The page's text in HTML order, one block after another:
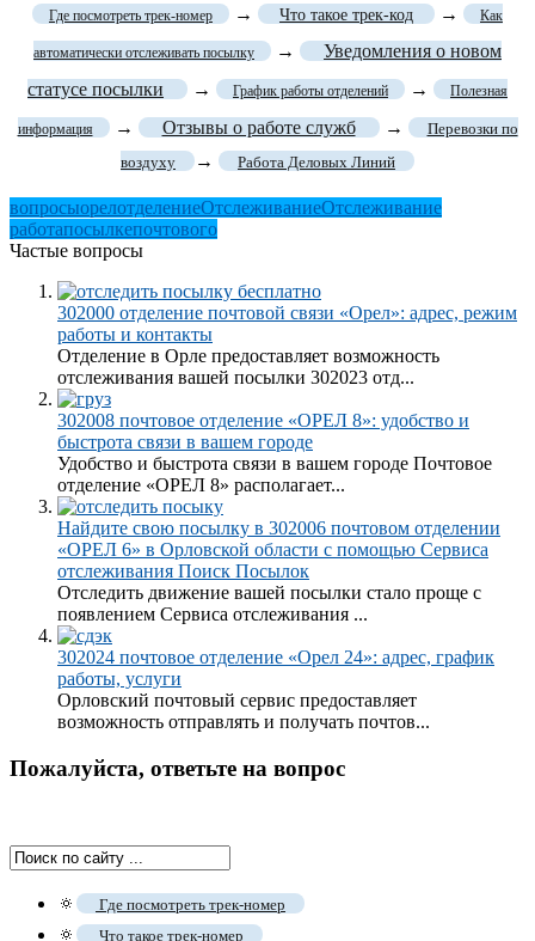
Где посмотреть трек-номер → Что такое трек-код → Как
автоматически отслеживать посылку →
Уведомления о новом
статусе посылки
→ График работы отделений → Полезная
информация → Отзывы о работе служб →
Перевозки по
воздуху
→ Работа Деловых Линий
вопросыорелотделениеОтслеживаниеОтслеживание
работапосылкепочтового
Частые вопросы
302000 отделение почтовой связи «Орел»: адрес, режим
работы и контакты
Отделение в Орле предоставляет возможность
отслеживания вашей посылки 302023 отд...
302008 почтовое отделение «ОРЕЛ 8»: удобство и
быстрота связи в вашем городе
Удобство и быстрота связи в вашем городе Почтовое
отделение «ОРЕЛ 8» располагает...
Найдите свою посылку в 302006 почтовом отделении
«ОРЕЛ 6» в Орловской области с помощью Сервиса
отслеживания Поиск Посылок
Отследить движение вашей посылки стало проще с
появлением Сервиса отслеживания ...
302024 почтовое отделение «Орел 24»: адрес, график
работы, услуги
Орловский почтовый сервис предоставляет
возможность отправлять и получать почтов...
Пожалуйста, ответьте на вопрос
🔅 Где посмотреть трек-номер
🔅 Что такое трек-номер